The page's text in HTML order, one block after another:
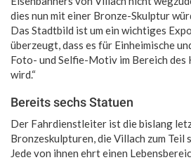
dies nun mit einer Bronze-Skulptur
Das Stadtbild ist um ein wichtiges
überzeugt, dass es für Einheimische
Foto- und Selfie-Motiv im Bereich des
wird.“
Bereits sechs Statuen
Der Fahrdienstleiter ist die bislang
Bronzeskulp­tu­ren, die Villach zum Teil
Jede von ihnen ehrt einen